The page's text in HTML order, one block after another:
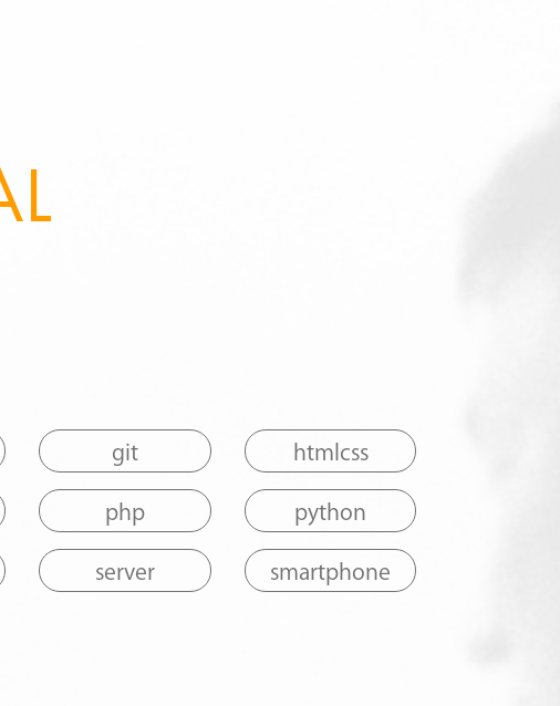
git htmlcss
php python
server smartphone